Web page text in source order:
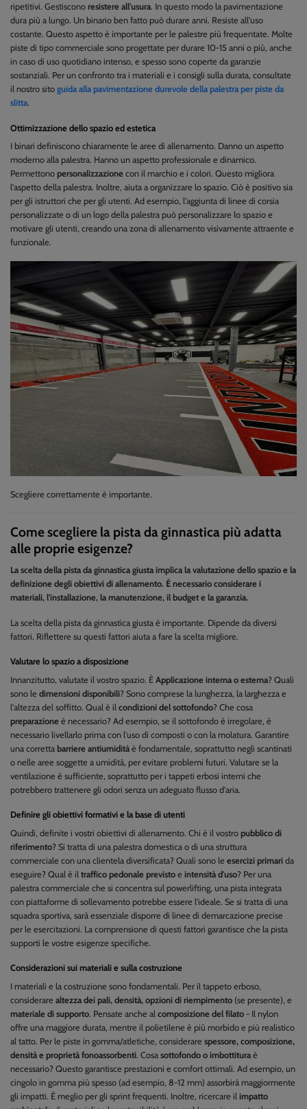
ripetitivi. Gestiscono resistere all'usura. In questo modo la pavimentazione
dura più a lungo. Un binario ben fatto può durare anni. Resiste all'uso
costante. Questo aspetto è importante per le palestre più frequentate. Molte
piste di tipo commerciale sono progettate per durare 10-15 anni o più, anche
in caso di uso quotidiano intenso, e spesso sono coperte da garanzie
sostanziali. Per un confronto tra i materiali e i consigli sulla durata, consultate
il nostro sito guida alla pavimentazione durevole della palestra per piste da
slitta.
Ottimizzazione dello spazio ed estetica
I binari definiscono chiaramente le aree di allenamento. Danno un aspetto
moderno alla palestra. Hanno un aspetto professionale e dinamico.
Permettono personalizzazione con il marchio e i colori. Questo migliora
l'aspetto della palestra. Inoltre, aiuta a organizzare lo spazio. Ciò è positivo sia
per gli istruttori che per gli utenti. Ad esempio, l'aggiunta di linee di corsia
personalizzate o di un logo della palestra può personalizzare lo spazio e
motivare gli utenti, creando una zona di allenamento visivamente attraente e
funzionale.
Scegliere correttamente è importante.
Come scegliere la pista da ginnastica più adatta
alle proprie esigenze?
La scelta della pista da ginnastica giusta implica la valutazione dello spazio e la
definizione degli obiettivi di allenamento. È necessario considerare i
materiali, l'installazione, la manutenzione, il budget e la garanzia.
La scelta della pista da ginnastica giusta è importante. Dipende da diversi
fattori. Riflettere su questi fattori aiuta a fare la scelta migliore.
Valutare lo spazio a disposizione
Innanzitutto, valutate il vostro spazio. È Applicazione interna o esterna? Quali
sono le dimensioni disponibili? Sono comprese la lunghezza, la larghezza e
l'altezza del soffitto. Qual è il condizioni del sottofondo? Che cosa
preparazione è necessario? Ad esempio, se il sottofondo è irregolare, è
necessario livellarlo prima con l'uso di composti o con la molatura. Garantire
una corretta barriere antiumidità è fondamentale, soprattutto negli scantinati
o nelle aree soggette a umidità, per evitare problemi futuri. Valutare se la
ventilazione è sufficiente, soprattutto per i tappeti erbosi interni che
potrebbero trattenere gli odori senza un adeguato flusso d'aria.
Definire gli obiettivi formativi e la base di utenti
Quindi, definite i vostri obiettivi di allenamento. Chi è il vostro pubblico di
riferimento? Si tratta di una palestra domestica o di una struttura
commerciale con una clientela diversificata? Quali sono le esercizi primari da
eseguire? Qual è il traffico pedonale previsto e intensità d'uso? Per una
palestra commerciale che si concentra sul powerlifting, una pista integrata
con piattaforme di sollevamento potrebbe essere l'ideale. Se si tratta di una
squadra sportiva, sarà essenziale disporre di linee di demarcazione precise
per le esercitazioni. La comprensione di questi fattori garantisce che la pista
supporti le vostre esigenze specifiche.
Considerazioni sui materiali e sulla costruzione
I materiali e la costruzione sono fondamentali. Per il tappeto erboso,
considerare altezza dei pali, densità, opzioni di riempimento (se presente), e
materiale di supporto. Pensate anche al composizione del filato - Il nylon
offre una maggiore durata, mentre il polietilene è più morbido e più realistico
al tatto. Per le piste in gomma/atletiche, considerare spessore, composizione,
densità e proprietà fonoassorbenti. Cosa sottofondo o imbottitura è
necessario? Questo garantisce prestazioni e comfort ottimali. Ad esempio, un
cingolo in gomma più spesso (ad esempio, 8-12 mm) assorbirà maggiormente
gli impatti. È meglio per gli sprint frequenti. Inoltre, ricercare il impatto